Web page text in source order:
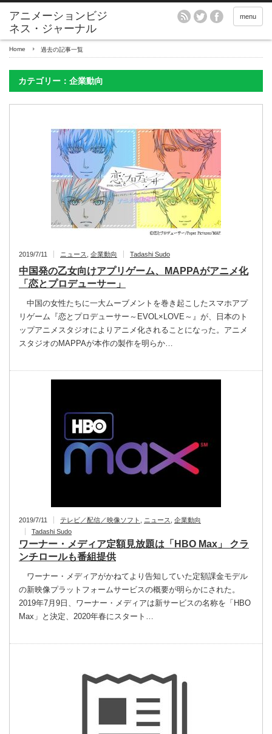
アニメーションビジ
ネス・ジャーナル
menu
Home 過去の記事一覧
カテゴリー：企業動向
2019/7/11 ニュース 企業動向 Tadashi Sudo
中国発の乙女向けアプリゲーム、MAPPAがアニメ化
「恋とプロデューサー」
中国の女性たちに一大ムーブメントを巻き起こしたスマホアプ
リゲーム『恋とプロデューサー～EVOL×LOVE～』が、日本のト
ップアニメスタジオによりアニメ化されることになった。アニメ
スタジオのMAPPAが本作の製作を明らか…
2019/7/11 テレビ／配信／映像ソフト ニュース
企業動向
Tadashi Sudo
ワーナー・メディア定額見放題は「HBO Max」 クラ
ンチロールも番組提供
ワーナー・メディアがかねてより告知していた定額課金モデル
の新映像プラットフォームサービスの概要が明らかにされた。
2019年7月9日、ワーナー・メディアは新サービスの名称を「HBO
Max」と決定、2020年春にスタート…